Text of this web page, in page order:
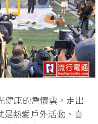
健康的詹懷雲，走出
是熱愛戶外活動、喜